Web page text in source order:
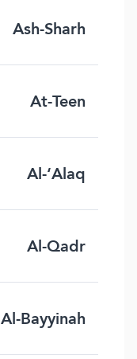
Ash-Sharh
At-Teen
Al-‘Alaq
Al-Qadr
Al-Bayyinah